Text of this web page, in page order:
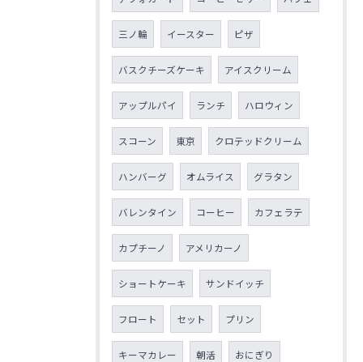
三ノ輪 イースター ピザ
バスクチーズケーキ アイスクリーム
アップルパイ ランチ ハロウィン
スコーン 東京 クロテッドクリーム
ハンバーグ オムライス グラタン
バレンタイン コーヒー カフェラテ
カプチーノ アメリカーノ
ショートケーキ サンドイッチ
フロート セット プリン
キーマカレー 朝活 おにぎり